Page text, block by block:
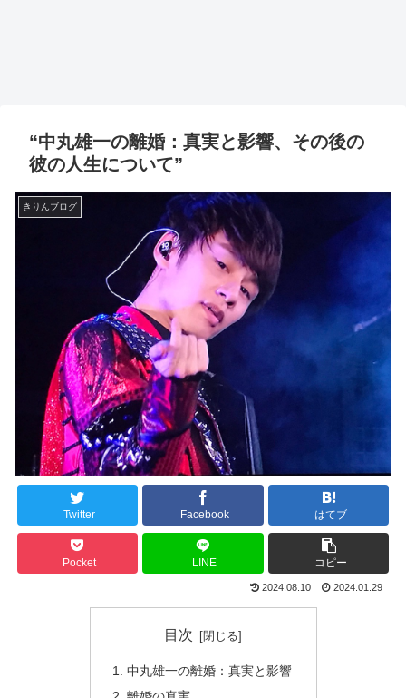
“中丸雄一の離婚：真実と影響、その後の
彼の人生について”
きりんブログ
Twitter Facebook はてブ
Pocket LINE コピー
2024.08.10 2024.01.29
目次
中丸雄一の離婚：真実と影響